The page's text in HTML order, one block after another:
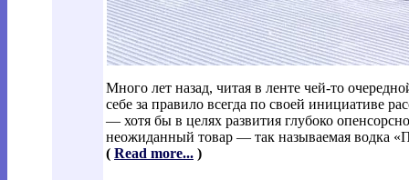
Много лет назад, читая в ленте чей-то
себе за правило всегда по своей инициативе
— хотя бы в целях развития глубоко
неожиданный товар — так называемая водка
( Read more... )